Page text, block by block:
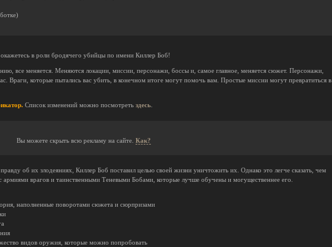
в роли бродячего убийцы по имени Киллер Боб!
все меняется. Меняются локации, миссии, персонажи, боссы и, самое главное, меняется сюжет. Персонажи,
Враги, которые пытались вас убить, в конечном итоге могут помочь вам. Простые миссии могут превратиться в
Список изменений можно посмотреть здесь
Вы можете скрыть всю рекламу на сайте. Как?
об их злодеяниях, Киллер Боб поставил целью своей жизни уничтожить их. Однако это легче сказать, чем
армиями врагов и таинственными Теневыми Бобами, которые лучше обучены и могущественнее его.
наполненные поворотами сюжета и сюрпризами
видов оружия, которые можно попробовать